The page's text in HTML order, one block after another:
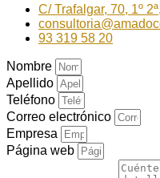
C/ Trafalgar, 70, 1º
93 319 58 20
Nombre
Apellido
Teléfono
Correo electrónico
Empresa
Página web